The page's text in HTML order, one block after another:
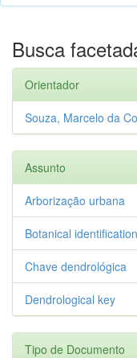
Busca
Orientador
Souza, Marcelo da
Assunto
Arborização urbana
Botanical identification
Chave dendrológica
Dendrological key
Tipo de Documento